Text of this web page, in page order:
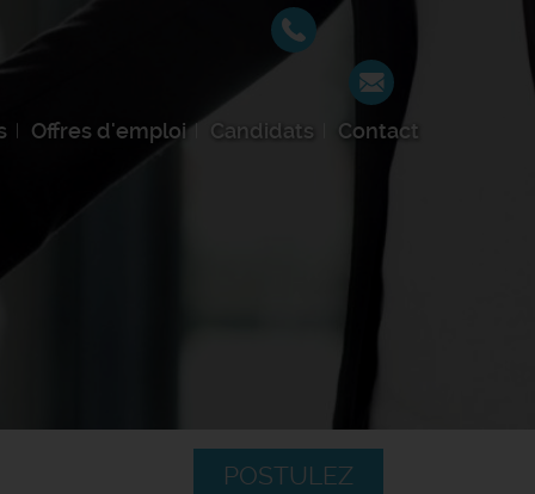
Offres d'emploi Candidats Contact
POSTULEZ